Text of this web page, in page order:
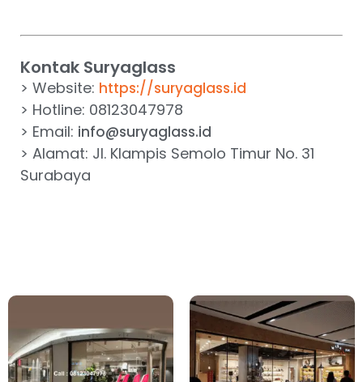
Kontak Suryaglass
> Website: https://suryaglass.id
> Hotline: 08123047978
> Email: info@suryaglass.id
> Alamat: Jl. Klampis Semolo Timur No. 31
Surabaya